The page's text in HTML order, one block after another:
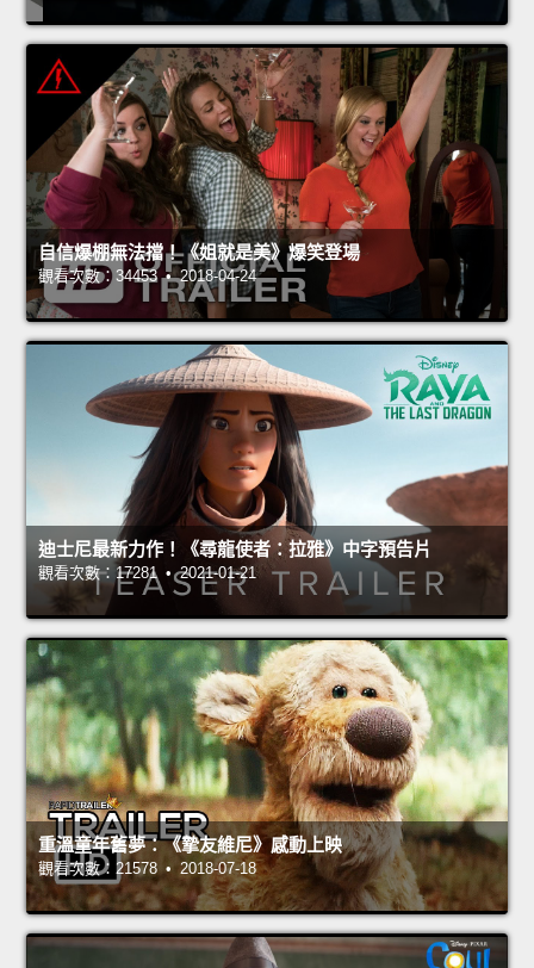
自信爆棚無法擋！《姐就是美》爆笑登場
觀看次數：34453 • 2018-04-24
迪士尼最新力作！《尋龍使者：拉雅》中字預告片
觀看次數：17281 • 2021-01-21
重溫童年舊夢：《摯友維尼》感動上映
觀看次數：21578 • 2018-07-18